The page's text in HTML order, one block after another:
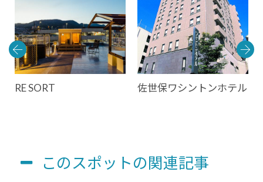
RE SORT 佐世保ワシントンホテル
このスポットの関連記事